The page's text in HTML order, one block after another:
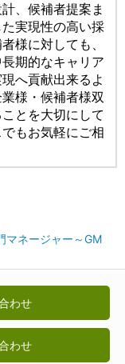
、候補者提案ま
実現性の高い採
様に対しても、
期的なキャリア
へ貢献出来るよ
様・候補者様双
とを大切にして
もお気軽にご相
マネージャー～GM
わせ
わせ